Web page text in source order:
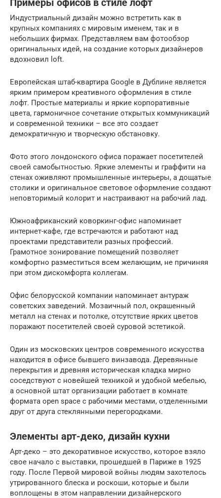
Примеры офисов в стиле лофт
Индустриальный дизайн можно встретить как в
крупных компаниях с мировым именем, так и в
небольших фирмах. Представляем вам фотообзор
оригинальных идей, на создание которых дизайнеров
вдохновил loft.
Европейская штаб-квартира Google в Дублине является
ярким примером креативного оформления в стиле
лофт. Простые материалы и яркие корпоративные
цвета, гармоничное сочетание открытых коммуникаций
и современной техники – все это создает
демократичную и творческую обстановку.
Фото этого лондонского офиса поражает посетителей
своей самобытностью. Яркие элементы и граффити на
стенах оживляют промышленные интерьеры, а дощатые
столики и оригинальное световое оформление создают
неповторимый колорит и настраивают на рабочий лад.
Южноафриканский коворкинг-офис напоминает
интернет-кафе, где встречаются и работают над
проектами представители разных профессий.
Грамотное зонирование помещений позволяет
комфортно разместиться всем желающим, не причиняя
при этом дискомфорта коллегам.
Офис белорусской компании напоминает антураж
советских заведений. Мозаичный пол, окрашенный
металл на стенах и потолке, отсутствие ярких цветов
поражают посетителей своей суровой эстетикой.
Один из московских центров современного искусства
находится в офисе бывшего винзавода. Деревянные
перекрытия и древняя историческая кладка мирно
соседствуют с новейшей техникой и удобной мебелью,
а основной штат организации работает в комнате
формата open space с рабочими местами, отделенными
друг от друга стеклянными перегородками.
Элементы арт-деко, дизайн кухни
Арт-деко – это декоративное искусство, которое взяло
свое начало с выставки, прошедшей в Париже в 1925
году. После Первой мировой войны людям захотелось
утрированного блеска и роскоши, которые и были
воплощены в этом направлении дизайнерского